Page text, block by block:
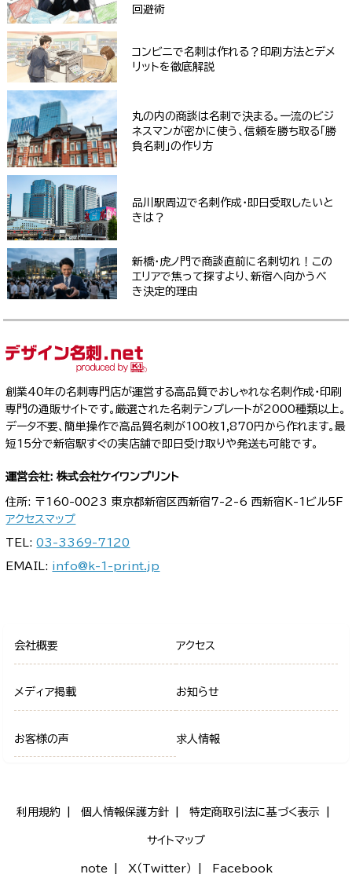
回避術
コンビニで名刺は作れる？印刷方法とデメ
リットを徹底解説
丸の内の商談は名刺で決まる。一流のビジ
ネスマンが密かに使う、信頼を勝ち取る「勝
負名刺」の作り方
品川駅周辺で名刺作成・即日受取したいと
きは？
新橋・虎ノ門で商談直前に名刺切れ！この
エリアで焦って探すより、新宿へ向かうべ
き決定的理由
創業40年の名刺専門店が運営する高品質でおしゃれな名刺作成・印刷
専門の通販サイトです。厳選された名刺テンプレートが2000種類以上。
データ不要、簡単操作で高品質名刺が100枚1,870円から作れます。最
短15分で新宿駅すぐの実店舗で即日受け取りや発送も可能です。
運営会社: 株式会社ケイワンプリント
住所: 〒160-0023 東京都新宿区西新宿7-2-6 西新宿K-1ビル5F
アクセスマップ
TEL:03-3369-7120
EMAIL: info@k-1-print.jp
会社概要 アクセス
メディア掲載 お知らせ
お客様の声 求人情報
利用規約 個人情報保護方針 特定商取引法に基づく表示
サイトマップ
note X（Twitter） Facebook